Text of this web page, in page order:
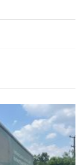
REMATE